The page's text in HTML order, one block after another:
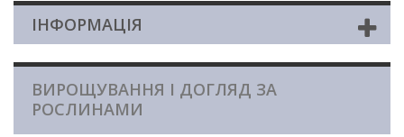
ІНФОРМАЦІЯ
ВИРОЩУВАННЯ І ДОГЛЯД ЗА
РОСЛИНАМИ